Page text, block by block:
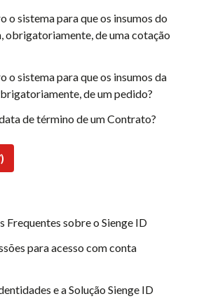
o sistema para que os insumos do
obrigatoriamente, de uma cotação
o sistema para que os insumos da
de um pedido?
de término de um Contrato?
Frequentes sobre o Sienge ID
para acesso com conta
e a Solução Sienge ID